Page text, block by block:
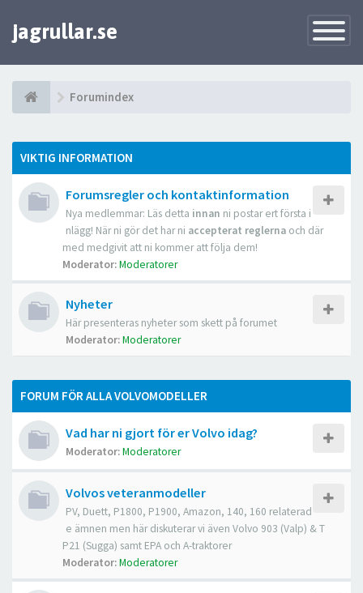
Toggle
jagrullar.se
Forumindex
VIKTIG INFORMATION
Forumsregler och kontaktinformation
Nya medlemmar: Läs detta innan ni postar ert första i
nlägg! När ni gör det har ni accepterat reglerna och där
med medgivit att ni kommer att följa dem!
Moderator:Moderatorer
Nyheter
Här presenteras nyheter som skett på forumet
Moderator:Moderatorer
FORUM FÖR ALLA VOLVOMODELLER
Vad har ni gjort för er Volvo idag?
Moderator:Moderatorer
Volvos veteranmodeller
PV, Duett, P1800, P1900, Amazon, 140, 160 relaterad
e ämnen men här diskuterar vi även Volvo 903 (Valp) & T
P21 (Sugga) samt EPA och A-traktorer
Moderator:Moderatorer